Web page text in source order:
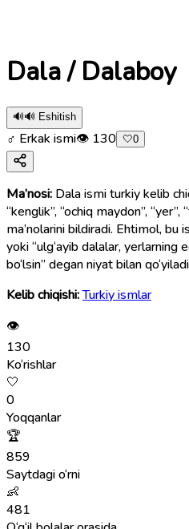
Dala / Dalaboy
🔊🔊 Eshitish
♂ Erkak ismi👁 130 🤍0
Ma’nosi: Dala ismi turkiy kelib
“kenglik”, “ochiq maydon”, “yer”,
ma’nolarini bildiradi. Ehtimol, bu
yoki “ulg‘ayib dalalar, yerlarning
bo‘lsin” degan niyat bilan
Kelib chiqishi:Turkiy ismlar
👁
130
Ko‘rishlar
🤍
0
Yoqqanlar
🏆
859
Saytdagi o‘rni
👶
481